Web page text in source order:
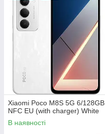
Xiaomi Poco M8S 5G 6/128GB
NFC EU (with charger) White
В наявності